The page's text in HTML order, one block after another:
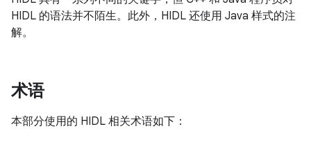
HIDL 的语法并不陌生。此外，HIDL 还使用 Java 样式的注
解。
术语
本部分使用的 HIDL 相关术语如下：